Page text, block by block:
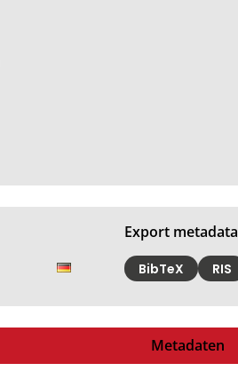
Export metadata
BibTeX RIS
Metadaten